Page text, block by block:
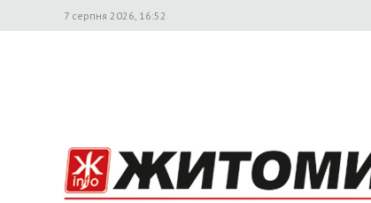
7 серпня 2026, 16:52